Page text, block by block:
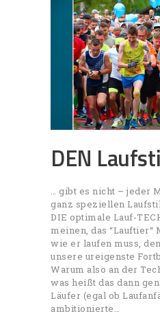
DEN
… gibt es nicht – jeder
ganz speziellen
DIE optimale Lauf-
meinen, das
wie er laufen muss,
unsere ureigenste
Warum also an der
was heißt das dann
Läufer (egal ob
ambitionierte…